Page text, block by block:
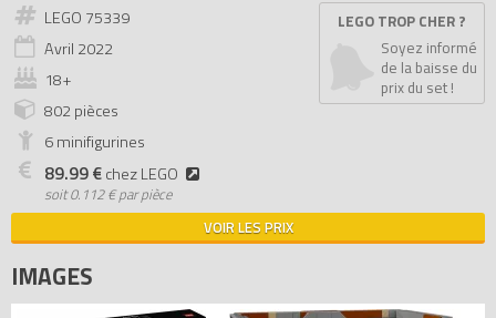
LEGO 75339
Avril 2022
18+
802 pièces
6 minifigurines
89.99 €chez LEGO
soit0.112 € par pièce
LEGO TROP CHER ?
Soyez informé
de la baisse du
prix du set !
VOIR LES PRIX
IMAGES